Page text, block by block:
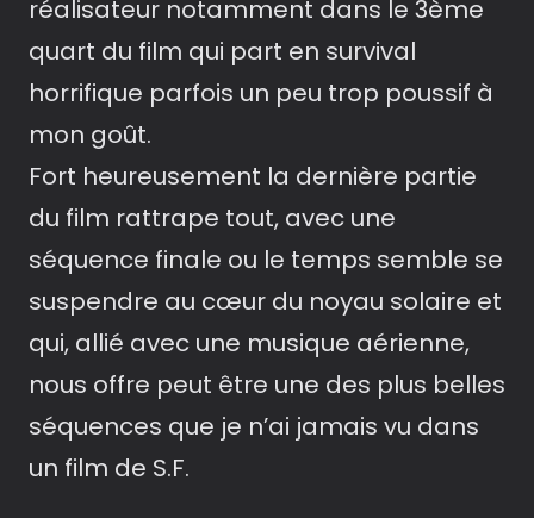
réalisateur notamment dans le 3ème
quart du film qui part en survival
horrifique parfois un peu trop poussif à
mon goût.
Fort heureusement la dernière partie
du film rattrape tout, avec une
séquence finale ou le temps semble se
suspendre au cœur du noyau solaire et
qui, allié avec une musique aérienne,
nous offre peut être une des plus belles
séquences que je n’ai jamais vu dans
un film de S.F.